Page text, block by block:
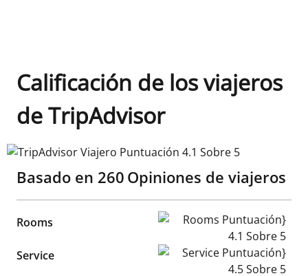
Calificación de los viajeros
de TripAdvisor
TripAdvisor Viajero Puntuación 4.1 Sobre 5
Basado en 260 Opiniones de viajeros
Rooms Rooms Puntuación} 4.1
Service Service Puntuación} 4.5